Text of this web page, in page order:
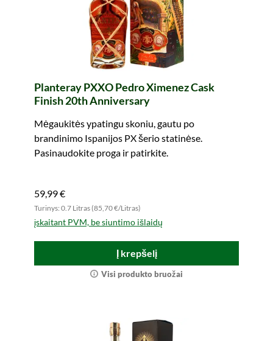
Planteray PXXO Pedro Ximenez Cask
Finish 20th Anniversary
Mėgaukitės ypatingu skoniu, gautu po
brandinimo Ispanijos PX šerio statinėse.
Pasinaudokite proga ir patirkite.
59,99 €
Turinys: 0.7 Litras (85,70 €/Litras)
įskaitant PVM, be siuntimo išlaidų
Į krepšelį
Visi produkto bruožai